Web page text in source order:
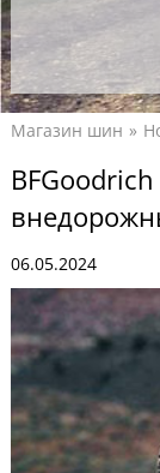
Магазин шин
06.05.2024